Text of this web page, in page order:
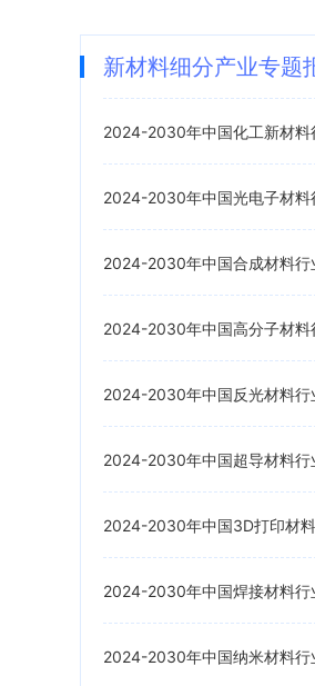
新材料细分产业专题
2024-2030年中国化工新材料
2024-2030年中国光电子材料
2024-2030年中国合成材料行
2024-2030年中国高分子材料
2024-2030年中国反光材料行
2024-2030年中国超导材料行
2024-2030年中国3D打印材
2024-2030年中国焊接材料行
2024-2030年中国纳米材料行